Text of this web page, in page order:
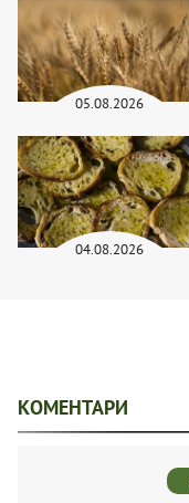
05.08.2026
04.08.2026
КОМЕНТАРИ